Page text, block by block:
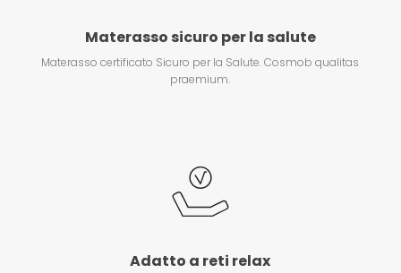
Materasso sicuro per la salute
Materasso certificato Sicuro per la Salute. Cosmob qualitas
praemium.
Adatto a reti relax